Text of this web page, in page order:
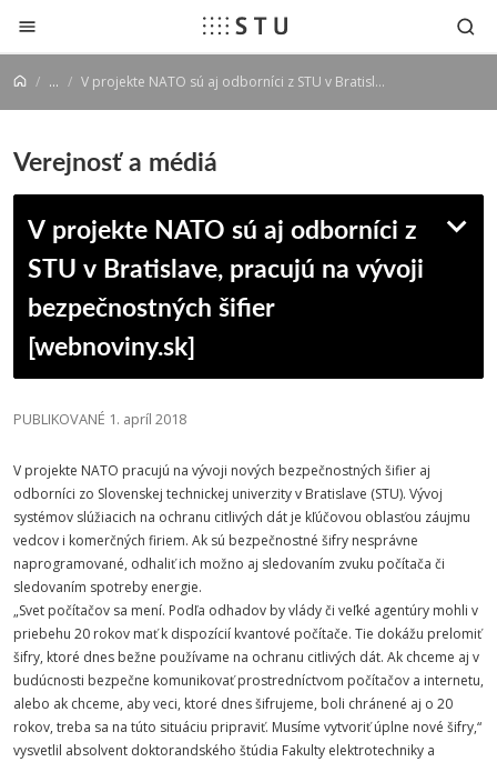
Prejsť na obsah
... V projekte NATO sú aj odborníci z STU v Bratislave, pracujú na vývoji bezpečnostných šifier [webnoviny.sk]
Verejnosť a médiá
V projekte NATO sú aj odborníci z
STU v Bratislave, pracujú na vývoji
bezpečnostných šifier
[webnoviny.sk]
PUBLIKOVANÉ 1. apríl 2018
V projekte NATO pracujú na vývoji nových bezpečnostných šifier aj
odborníci zo Slovenskej technickej univerzity v Bratislave (STU). Vývoj
systémov slúžiacich na ochranu citlivých dát je kľúčovou oblasťou záujmu
vedcov i komerčných firiem. Ak sú bezpečnostné šifry nesprávne
naprogramované, odhaliť ich možno aj sledovaním zvuku počítača či
sledovaním spotreby energie.
„Svet počítačov sa mení. Podľa odhadov by vlády či veľké agentúry mohli v
priebehu 20 rokov mať k dispozícií kvantové počítače. Tie dokážu prelomiť
šifry, ktoré dnes bežne používame na ochranu citlivých dát. Ak chceme aj v
budúcnosti bezpečne komunikovať prostredníctvom počítačov a internetu,
alebo ak chceme, aby veci, ktoré dnes šifrujeme, boli chránené aj o 20
rokov, treba sa na túto situáciu pripraviť. Musíme vytvoriť úplne nové šifry,“
vysvetlil absolvent doktorandského štúdia Fakulty elektrotechniky a